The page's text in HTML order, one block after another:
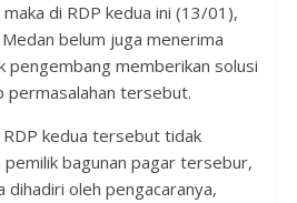
di RDP kedua ini (13/01),
belum juga menerima
pengembang memberikan solusi
permasalahan tersebut.
RDP kedua tersebut tidak
pemilik bagunan pagar tersebur,
dihadiri oleh pengacaranya,